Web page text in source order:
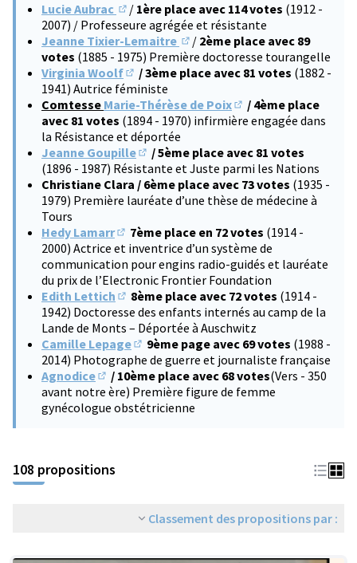
Lucie Aubrac
(S'ouvre dans un nouvel onglet)
/ 1ère place avec 114 votes (1912 -
2007) / Professeure agrégée et résistante
Jeanne Tixier-Lemaitre
(S'ouvre dans un nouvel onglet)
/ 2ème place avec 89
votes (1885 - 1975) Première doctoresse tourangelle
Virginia Woolf
(S'ouvre dans un nouvel onglet)
/ 3ème place avec 81 votes (1882 -
1941) Autrice féministe
Comtesse Marie-Thérèse de Poix
(S'ouvre dans un
/ 4ème place
avec 81 votes (1894 - 1970) infirmière engagée dans
la Résistance et déportée
Jeanne Goupille
(S'ouvre dans un nouvel onglet)
/ 5ème place avec 81 votes
(1896 - 1987) Résistante et Juste parmi les Nations
Christiane Clara / 6ème place avec 73 votes (1935 -
1979) Première lauréate d’une thèse de médecine à
Tours
Hedy Lamarr
(S'ouvre dans un nouvel onglet)
7ème place en 72 votes (1914 -
2000) Actrice et inventrice d’un système de
communication pour engins radio-guidés et lauréate
du prix de l’Electronic Frontier Foundation
Edith Lettich
(S'ouvre dans un nouvel onglet)
8ème place avec 72 votes (1914 -
1942) Doctoresse des enfants internés au camp de la
Lande de Monts – Déportée à Auschwitz
Camille Lepage
(S'ouvre dans un nouvel onglet)
9ème page avec 69 votes (1988 -
2014) Photographe de guerre et journaliste française
Agnodice
(S'ouvre dans un nouvel onglet)
/ 10ème place avec 68 votes(Vers - 350
avant notre ère) Première figure de femme
gynécologue obstétricienne
108 propositions
Classement des propositions par :